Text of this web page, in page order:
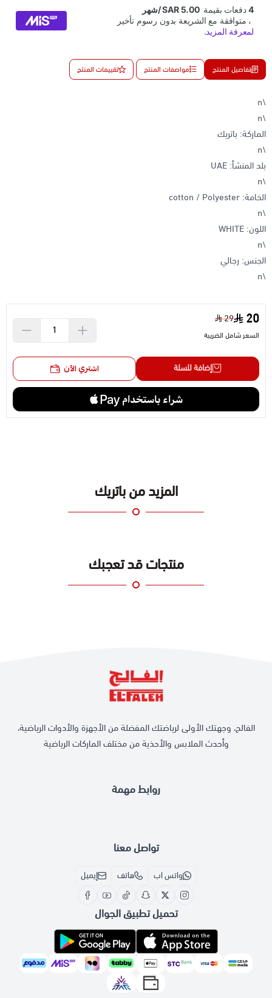
تفاصيل المنتج مواصفات المنتج تقييمات المنتج
\n
\n
الماركة: باتريك
\n
بلد المنشأ: UAE
\n
الخامة: cotton / Polyester
\n
اللون: WHITE
\n
الجنس: رجالي
\n
20
29
السعر شامل الضريبة
إضافة للسلة اشتري الآن
المزيد من باتريك
منتجات قد تعجبك
روابط مهمة
الفالح، وجهتك الأولى لرياضتك المفضلة من الأجهزة والأدوات الرياضية،
وأحدث الملابس والأحذية من مختلف الماركات الرياضية
تواصل معنا
واتس اب هاتف إيميل
تحميل تطبيق الجوال